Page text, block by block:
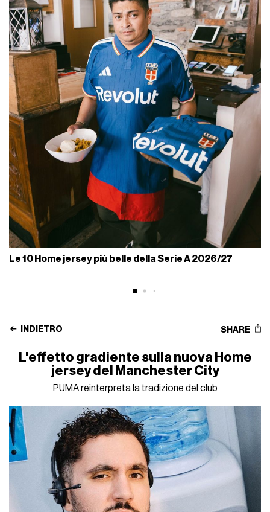
Le 10 Home jersey più belle della Serie A 2026/27
INDIETRO SHARE
L'effetto gradiente sulla nuova Home
jersey del Manchester City
PUMA reinterpreta la tradizione del club